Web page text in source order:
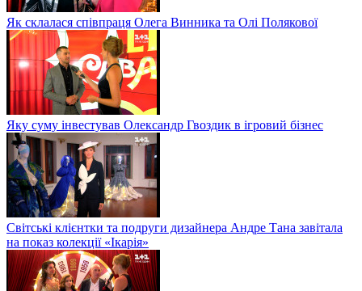
Як склалася співпраця Олега Винника та Олі Полякової
Яку суму інвестував Олександр Гвоздик в ігровий бізнес
Світські клієнтки та подруги дизайнера Андре Тана завітала
на показ колекції «Ікарія»